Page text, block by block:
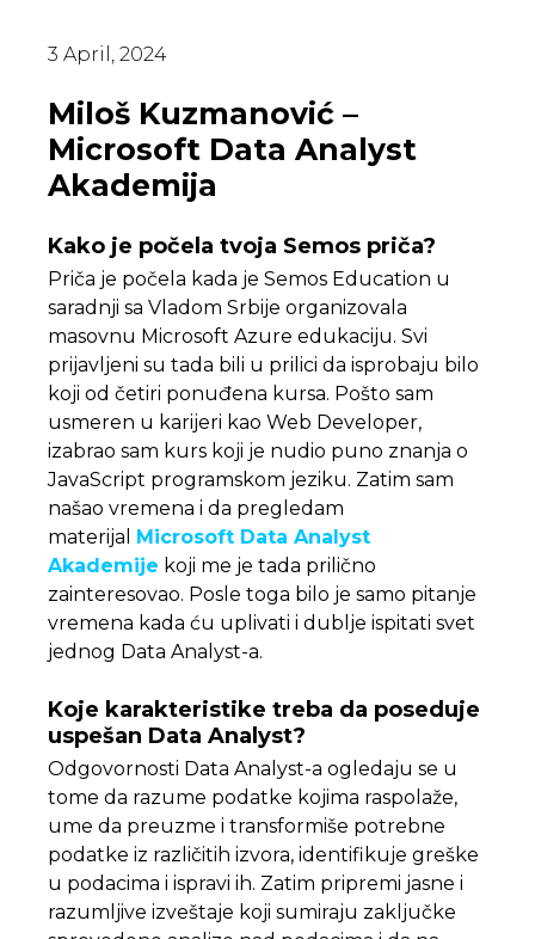
3 April, 2024
Miloš Kuzmanović –
Microsoft Data Analyst
Akademija
Kako je počela tvoja Semos priča?
Priča je počela kada je Semos Education u
saradnji sa Vladom Srbije organizovala
masovnu Microsoft Azure edukaciju. Svi
prijavljeni su tada bili u prilici da isprobaju bilo
koji od četiri ponuđena kursa. Pošto sam
usmeren u karijeri kao Web Developer,
izabrao sam kurs koji je nudio puno znanja o
JavaScript programskom jeziku. Zatim sam
našao vremena i da pregledam
materijal Microsoft Data Analyst
Akademije koji me je tada prilično
zainteresovao. Posle toga bilo je samo pitanje
vremena kada ću uplivati i dublje ispitati svet
jednog Data Analyst-a.
Koje karakteristike treba da poseduje
uspešan Data Analyst?
Odgovornosti Data Analyst-a ogledaju se u
tome da razume podatke kojima raspolaže,
ume da preuzme i transformiše potrebne
podatke iz različitih izvora, identifikuje greške
u podacima i ispravi ih. Zatim pripremi jasne i
razumljive izveštaje koji sumiraju zaključke